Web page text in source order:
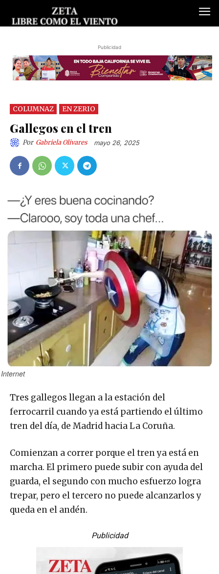
Publicidad
COLUMNAZ EN ZERIO
Gallegos en el tren
Por Gabriela Olivares mayo 26, 2025
Internet
Tres gallegos llegan a la estación del
ferrocarril cuando ya está partiendo el último
tren del día, de Madrid hacia La Coruña.
Comienzan a correr porque el tren ya está en
marcha. El primero puede subir con ayuda del
guarda, el segundo con mucho esfuerzo logra
trepar, pero el tercero no puede alcanzarlos y
queda en el andén.
Publicidad